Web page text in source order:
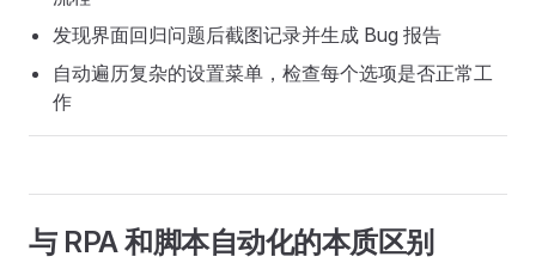
发现界面回归问题后截图记录并生成 Bug 报告
自动遍历复杂的设置菜单，检查每个选项是否正常工
作
与 RPA 和脚本自动化的本质区别